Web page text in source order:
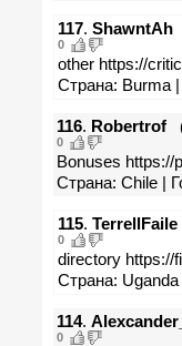
117. ShawntAh
0
other https://
Страна: Burma
116. Robertrof
0
Bonuses https://
Страна: Chile |
115. TerrellFaile
0
directory https://
Страна:
114.
0